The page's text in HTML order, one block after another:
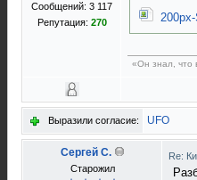
Сообщений: 3 117
Репутация: 270
«Он знал, что
Выразили согласие: UFO
Сергей C.
Старожил
Re: